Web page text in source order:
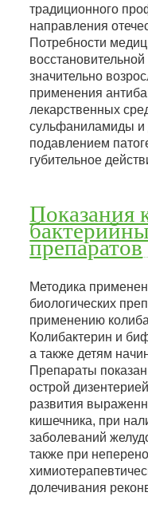
традиционного
направления
Потребности
значительно
применения
лекарственных
сульфаниламиды и
подавлением
губительное
Показания
препаратов
Методика
биологических
применению
Колибактерин и
а также детям
Препараты
острой
развития
кишечника, при
заболеваний
также при
долечивания